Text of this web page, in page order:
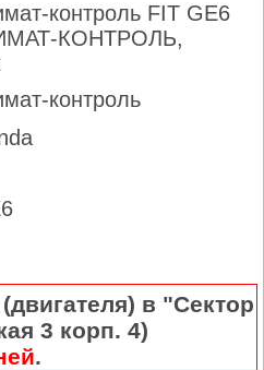
контроль FIT GE6
КОНТРОЛЬ,
контроль
в "Сектор
3 корп. 4)
.